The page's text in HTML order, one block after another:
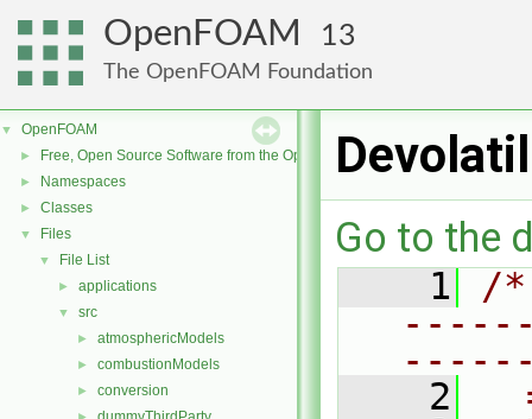
OpenFOAM 13
The OpenFOAM Foundation
▼ OpenFOAM
► Free, Open Source Software from the OpenFOAM Foundation
► Namespaces
► Classes
▼ Files
▼ File List
► applications
▼ src
► atmosphericModels
► combustionModels
► conversion
Go to the
    1
/
    2